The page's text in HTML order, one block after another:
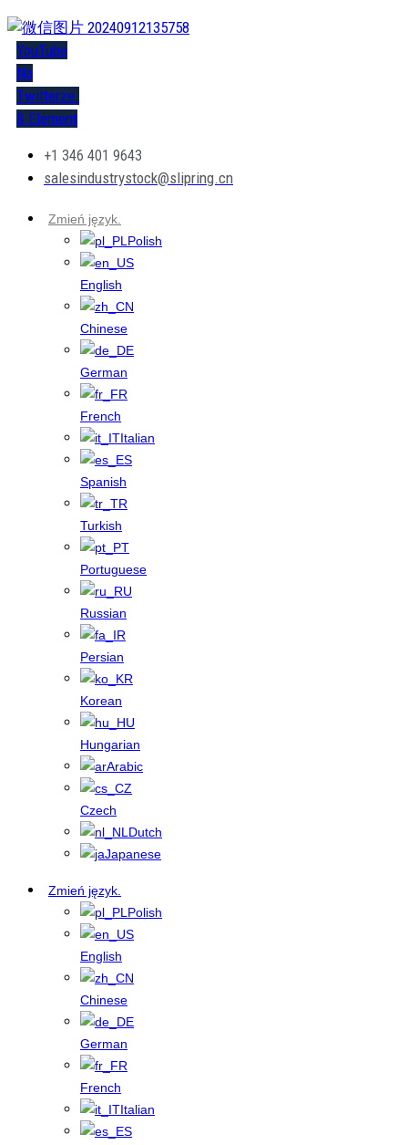
YouTube
Na
Twitterze.
& Element
+1 346 401 9643
salesindustrystock@slipring.cn
Zmień język.
Polish
English
Chinese
German
French
Italian
Spanish
Turkish
Portuguese
Russian
Persian
Korean
Hungarian
Arabic
Czech
Dutch
Japanese
Zmień język.
Polish
English
Chinese
German
French
Italian